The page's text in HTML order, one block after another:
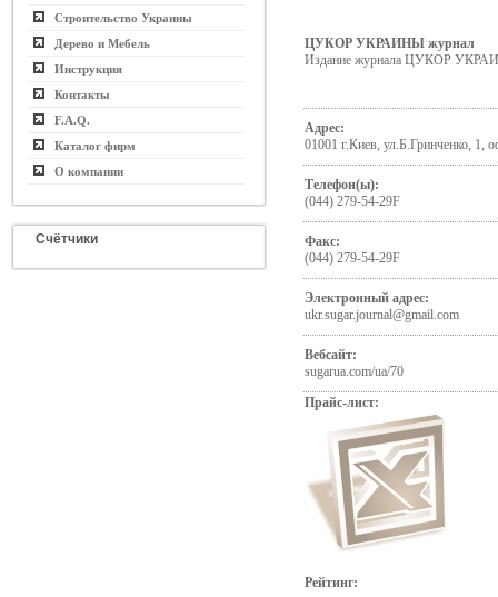
Строительство Украины
Дерево и Мебель
Инструкция
Контакты
F.A.Q.
Каталог фирм
О компании
Счётчики
ЦУКОР УКРАИНЫ журнал
Издание журнала ЦУКОР
Адрес:
01001 г.Киев, ул.Б.Гринченко, 1,
Телефон(ы):
(044) 279-54-29F
Факс:
(044) 279-54-29F
Электронный адрес:
ukr.sugar.journal@gmail.com
Вебсайт:
sugarua.com/ua/70
Прайс-лист:
Рейтинг: